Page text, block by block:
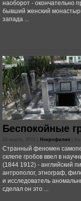
наоборот - окончательно
бывший женский
запада ...
Беспокойные
24 марта, 2015 | Некрофилия
Странный феномен
склепе гробов ввел в
(1844 1912) - английский
антрополог, этнограф,
и исследователь
сделал он это ...